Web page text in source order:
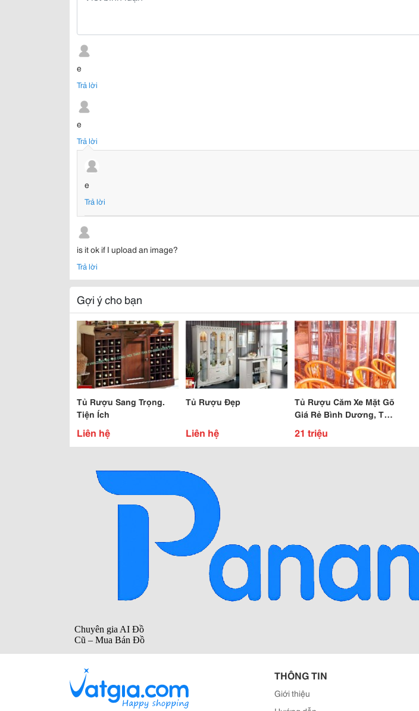
e
Trả lời
e
Trả lời
e
Trả lời
is it ok if I upload an image?
Trả lời
Gợi ý cho bạn
Tủ Rượu Sang Trọng.
Tiện Ích
Liên hệ
Tủ Rượu Đẹp
Liên hệ
Tủ Rượu Căm Xe Mặt Gõ
Giá Rẻ Bình Dương, Tp
Hcm Chuyên Sĩ Và Lẻ
Nội Thất
21 triệu
THÔNG TIN
Giới thiệu